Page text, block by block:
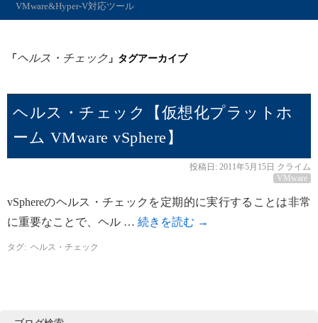
VMware&Hyper-V対応ツール
「ヘルス・チェック 」タグアーカイブ
ヘルス・チェック【仮想化プラットホ
ーム VMware vSphere】
投稿日: 2011年5月15日 クライム
VMware
vSphereのヘルス・チェックを定期的に実行することは非常
に重要なことで、ヘル … 続きを読む →
タグ: ヘルス・チェック